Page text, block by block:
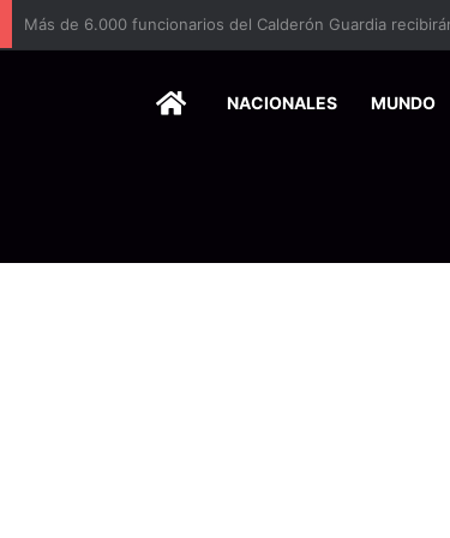
HOMENACIONALES MUNDO